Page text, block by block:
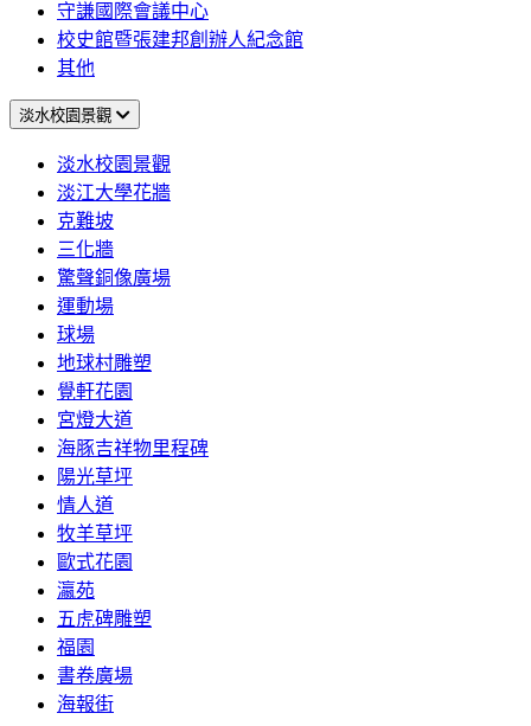
守謙國際會議中心
校史館暨張建邦創辦人紀念館
其他
淡水校園景觀
淡水校園景觀
淡江大學花牆
克難坡
三化牆
驚聲銅像廣場
運動場
球場
地球村雕塑
覺軒花園
宮燈大道
海豚吉祥物里程碑
陽光草坪
情人道
牧羊草坪
歐式花園
瀛苑
五虎碑雕塑
福園
書卷廣場
海報街